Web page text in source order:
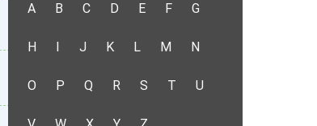
A B C D E F G
H I J K L M N
O P Q R S T U